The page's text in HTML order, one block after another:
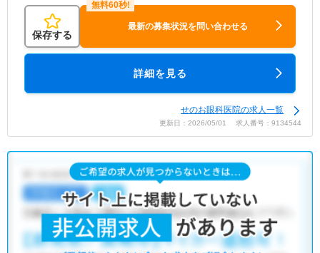
保存する
最新の募集状況を問い合わせる
詳細を見る
せのお眼科医院の求人一覧
更新日：2026/05/01 求人番号：9134544